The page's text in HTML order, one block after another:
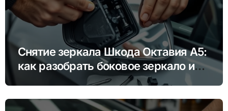
Снятие зеркала Шкода Октавия А5:
как разобрать боковое зеркало и
снять зеркальный элемент своими